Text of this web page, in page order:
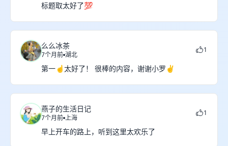
标题取太好了💯
么么冰茶
7个月前 湖北
1
第一☝️太好了！ 很棒的内容，谢谢小罗✌️
燕子的生活日记
7个月前 上海
1
早上开车的路上，听到这里太欢乐了